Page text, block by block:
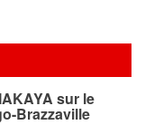
sur le
Brazzaville